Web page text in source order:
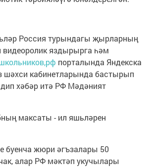
Россия турындагы җырларның
яздырырга һәм
порталында Яндекска
шәхси кабинетларында бастырып
хәбәр итә РФ Мәдәният
максаты - ил яшьләрен
буенча жюри әгъзалары 50
алар РФ мәктәп укучылары